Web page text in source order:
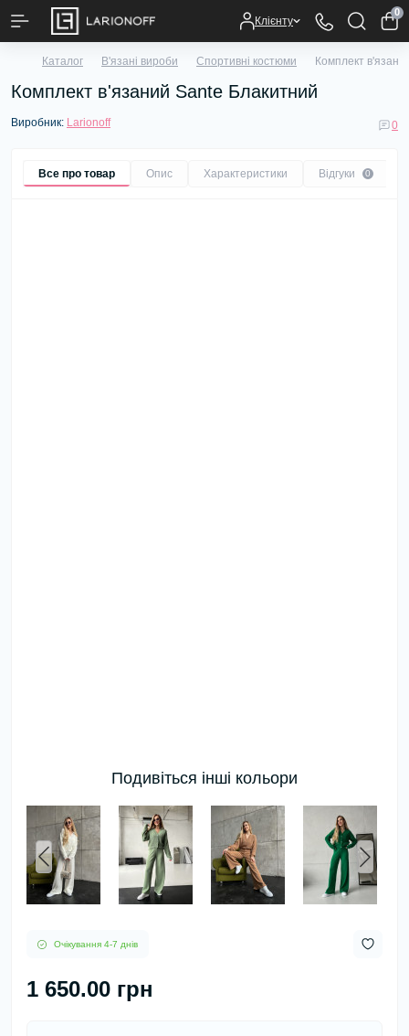
Клієнту
0
Каталог В'язані вироби Спортивні костюми Комплект
Комплект в'язаний Sante Блакитний
Виробник: Larionoff 0
Все про товар Опис Характеристики Відгуки 0
Подивіться інші кольори
Очікування 4-7 днів
1 650.00 грн